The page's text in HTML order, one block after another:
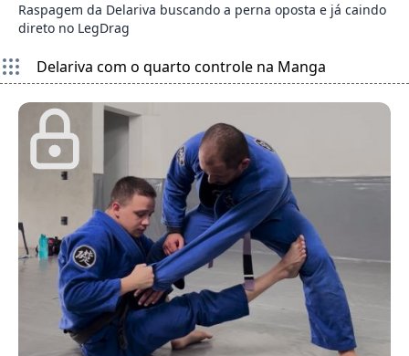
Raspagem da Delariva buscando a perna oposta e já caindo
direto no LegDrag
Delariva com o quarto controle na Manga